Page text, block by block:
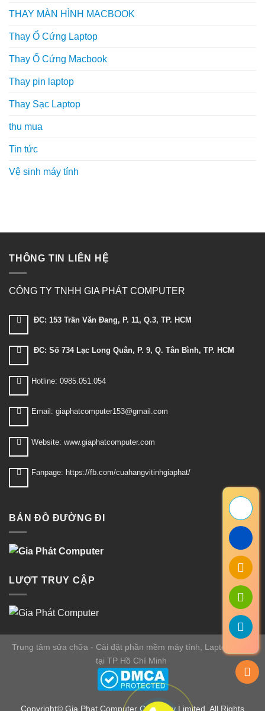
THAY MÀN HÌNH MACBOOK
Thay Ổ Cứng Laptop
Thay Ổ Cứng Macbook
Thay pin laptop
Thay Sạc Laptop
thu mua
Tin tức
Vệ sinh máy tính
THÔNG TIN LIÊN HỆ
CÔNG TY TNHH GIA PHÁT COMPUTER
ĐC: 153 Trần Văn Đang, P. 11, Q.3, TP. HCM
ĐC: Số 734 Lạc Long Quân, P. 9, Q. Tân Bình, TP. HCM
Hotline: 0985.051.054
Email: giaphatcomputer153@gmail.com
Website: www.giaphatcomputer.com
Fanpage: https://fb.com/cuahangvitinhgiaphat/
BẢN ĐỒ ĐƯỜNG ĐI
LƯỢT TRUY CẬP
Trung tâm sửa chữa - Cài đặt phần mềm máy tính, Laptop uy tín
tại TP Hồ Chí Minh
Copyright© Gia Phat Computer Company Limited. All Rights